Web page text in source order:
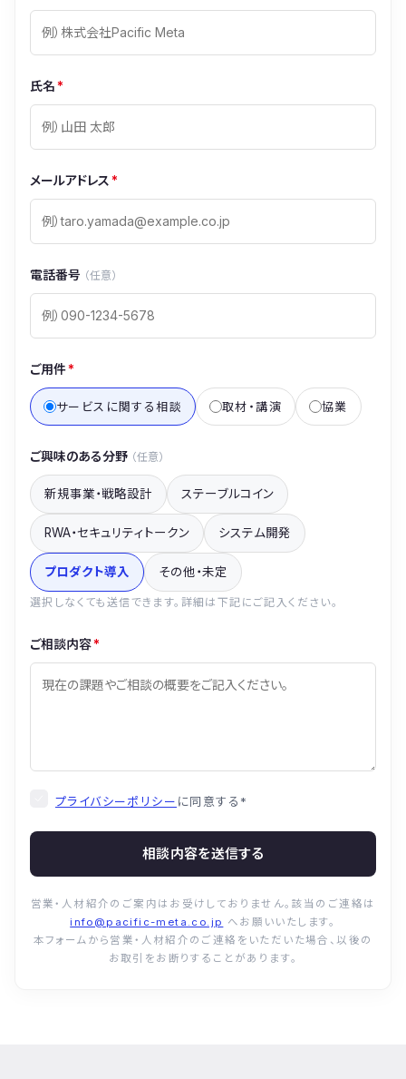
氏名*
メールアドレス *
電話番号 （任意）
ご用件*
サービスに関する相談 取材・講演 協業
ご興味のある分野 （任意）
新規事業・戦略設計 ステーブルコイン
RWA・セキュリティトークン システム開発
プロダクト導入 その他・未定
選択しなくても送信できます。詳細は下記にご記入ください。
ご相談内容*
プライバシーポリシー に同意する *
相談内容を送信する
営業・人材紹介のご案内はお受けしておりません。該当のご連絡は
info@pacific-meta.co.jp へお願いいたします。
本フォームから営業・人材紹介のご連絡をいただいた場合、以後の
お取引をお断りすることがあります。